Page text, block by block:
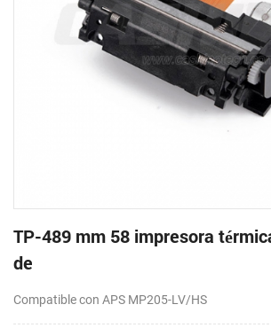
TP-489 mm 58 impresora
de
Compatible con APS MP205-LV/HS